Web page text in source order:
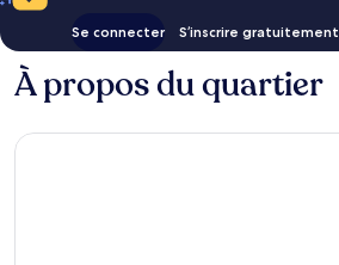
Se connecter S’inscrire gratuitement
À propos du quartier